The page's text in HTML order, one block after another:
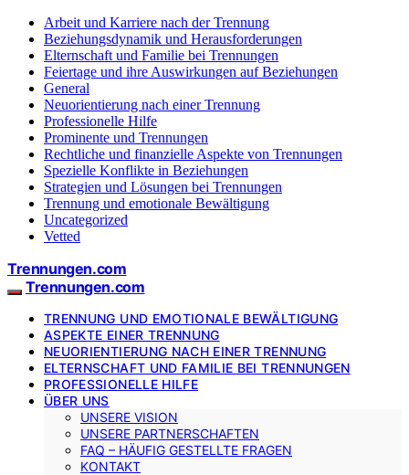
Arbeit und Karriere nach der Trennung
Beziehungsdynamik und Herausforderungen
Elternschaft und Familie bei Trennungen
Feiertage und ihre Auswirkungen auf Beziehungen
General
Neuorientierung nach einer Trennung
Professionelle Hilfe
Prominente und Trennungen
Rechtliche und finanzielle Aspekte von Trennungen
Spezielle Konflikte in Beziehungen
Strategien und Lösungen bei Trennungen
Trennung und emotionale Bewältigung
Uncategorized
Vetted
Trennungen.com
Trennungen.com
TRENNUNG UND EMOTIONALE BEWÄLTIGUNG
ASPEKTE EINER TRENNUNG
NEUORIENTIERUNG NACH EINER TRENNUNG
ELTERNSCHAFT UND FAMILIE BEI TRENNUNGEN
PROFESSIONELLE HILFE
ÜBER UNS
UNSERE VISION
UNSERE PARTNERSCHAFTEN
FAQ – HÄUFIG GESTELLTE FRAGEN
KONTAKT